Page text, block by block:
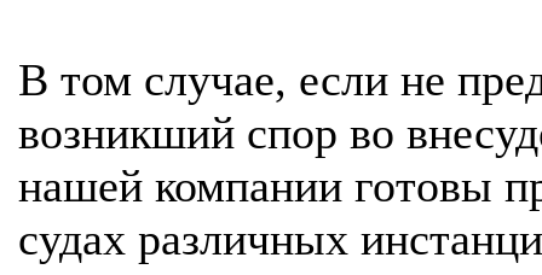
В том случае, если не
возникший спор во
нашей компании готовы
судах различных